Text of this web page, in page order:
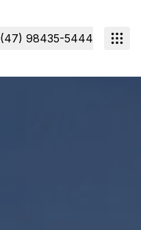
(47) 98435-5444